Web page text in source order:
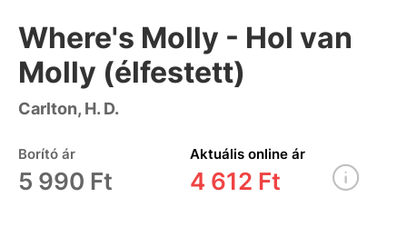
Where's Molly - Hol van
Molly (élfestett)
Carlton, H. D.
Borító ár
5 990 Ft
Aktuális online ár
4 612 Ft